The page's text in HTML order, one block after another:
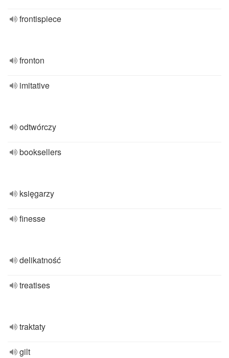
frontispiece
fronton
imitative
odtwórczy
booksellers
księgarzy
finesse
delikatność
treatises
traktaty
gilt